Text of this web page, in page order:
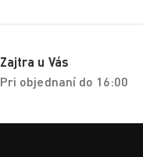
Zajtra u Vás
Pri objednaní do 16:00